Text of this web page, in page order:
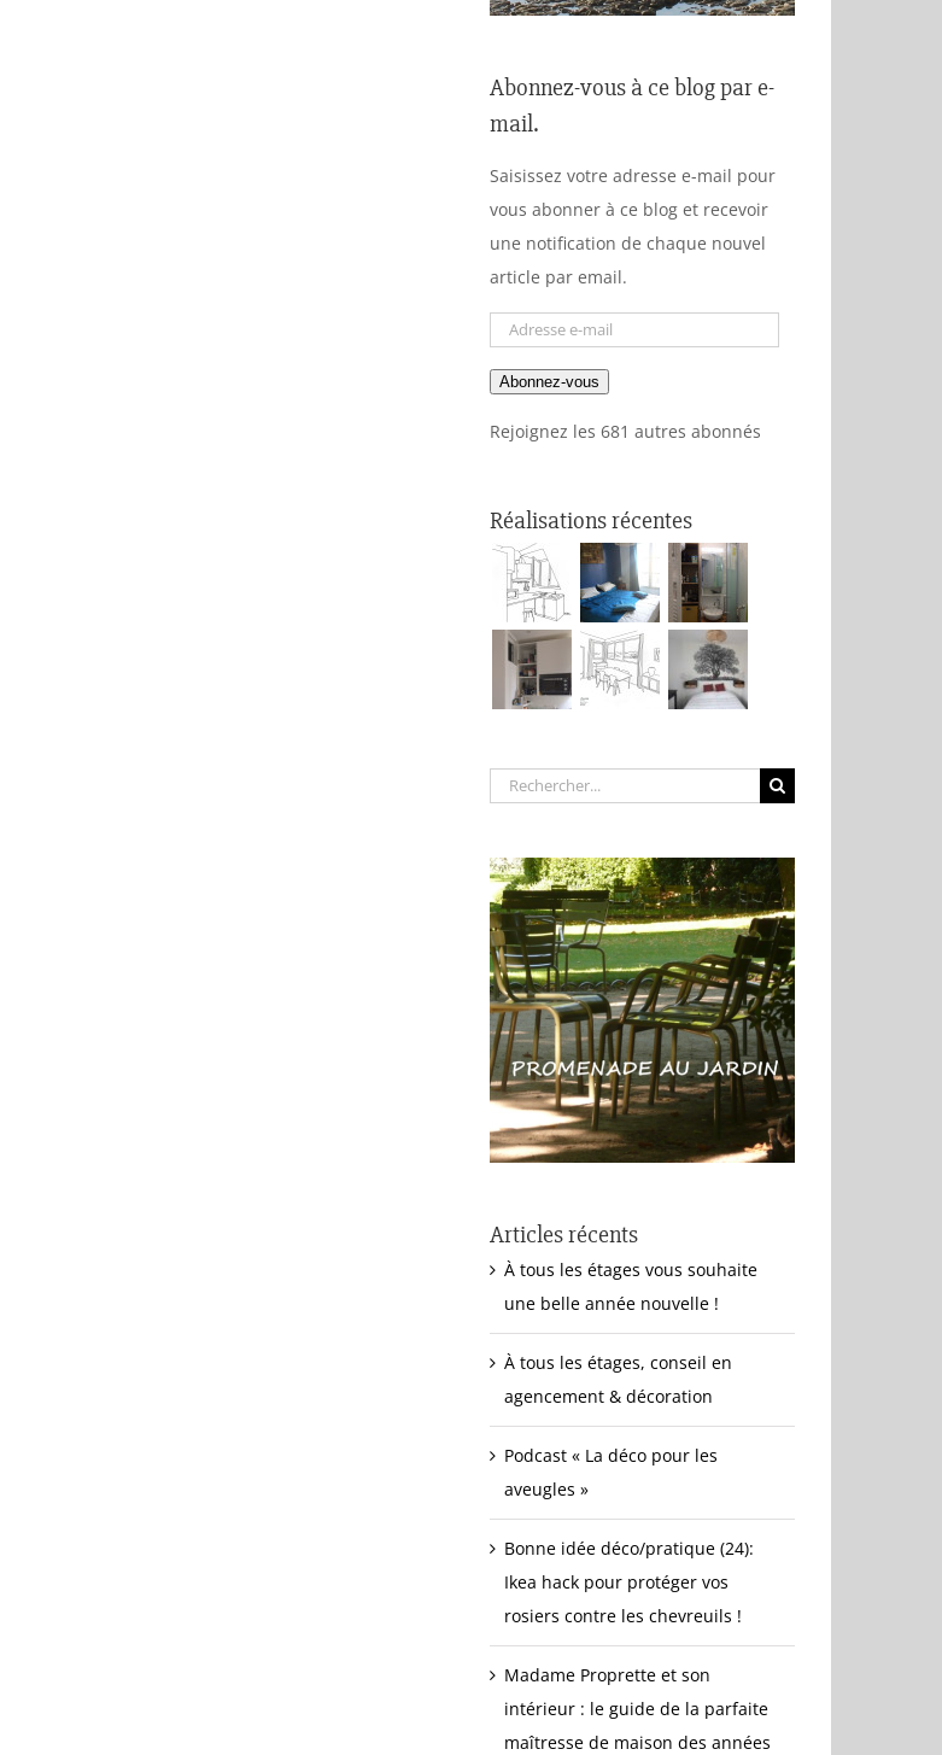
Abonnez-vous à ce blog par e-
mail.
Saisissez votre adresse e-mail pour
vous abonner à ce blog et recevoir
une notification de chaque nouvel
article par email.
Adresse
mail
Abonnez-vous
Rejoignez les 681 autres abonnés
Réalisations récentes
Rechercher:
Articles récents
À tous les étages vous souhaite
une belle année nouvelle !
À tous les étages, conseil en
agencement & décoration
Podcast « La déco pour les
aveugles »
Bonne idée déco/pratique (24):
Ikea hack pour protéger vos
rosiers contre les chevreuils !
Madame Proprette et son
intérieur : le guide de la parfaite
maîtresse de maison des années